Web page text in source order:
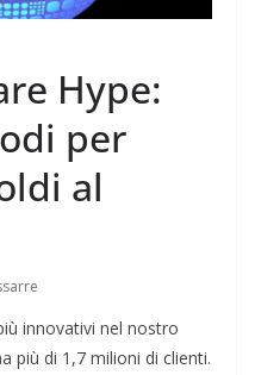
Hype:
per
al
innovativi nel nostro
più di 1,7 milioni di clienti.